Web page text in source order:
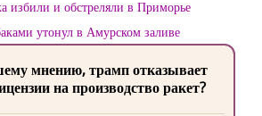
избили и обстреляли в Приморье
утонул в Амурском заливе
мнению, трамп отказывает
на производство ракет?